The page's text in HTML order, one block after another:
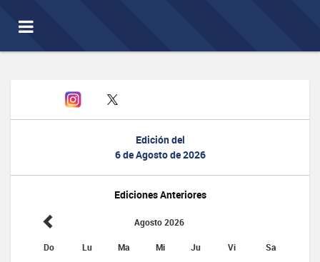
Toggle
navigation
Edición del
6 de Agosto de 2026
Ediciones Anteriores
Agosto 2026
Do Lu Ma Mi Ju Vi Sa